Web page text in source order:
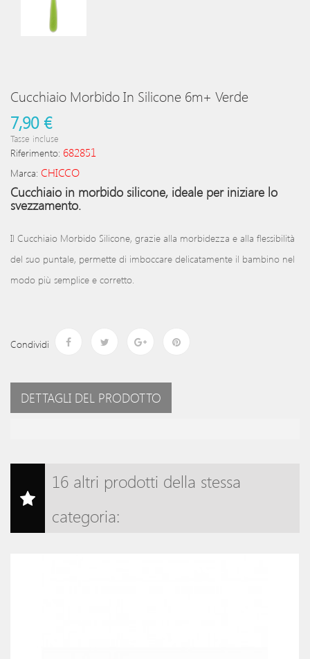
Cucchiaio Morbido In Silicone 6m+ Verde
7,90 €
Tasse incluse
Riferimento: 682851
Marca: CHICCO
Cucchiaio in morbido silicone, ideale per iniziare lo
svezzamento.
Il Cucchiaio Morbido Silicone, grazie alla morbidezza e alla flessibilità
del suo puntale, permette di imboccare delicatamente il bambino nel
modo più semplice e corretto.
Condividi
DETTAGLI DEL PRODOTTO
16 altri prodotti della stessa
categoria: